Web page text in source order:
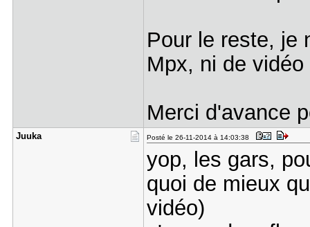
Pour le reste, je
Mpx, ni de
Merci d'avance
Juuka Posté le 26-11-2014 à 14:03:38
yop, les gars,
quoi de mieux
vidéo)